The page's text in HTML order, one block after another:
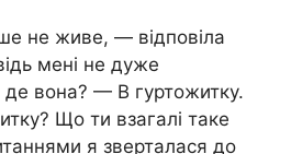
не живе, — відповіла
мені не дуже
вона? — В гуртожитку.
Що ти взагалі таке
я зверталася до